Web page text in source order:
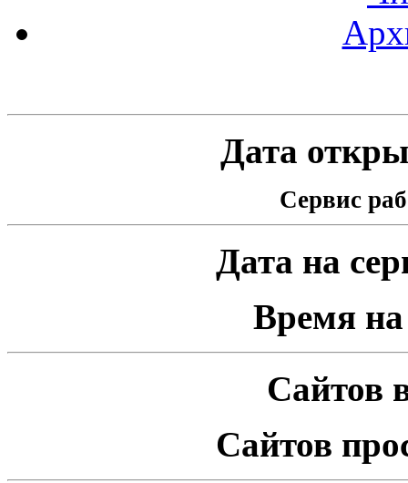
Дата
Сервис
Дата на
Время на
Сайтов
Сайтов